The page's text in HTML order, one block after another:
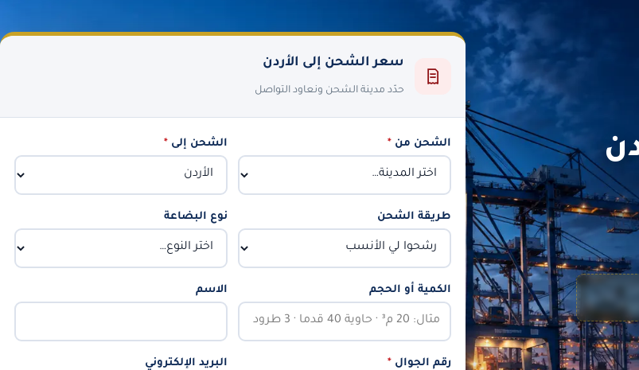
سعر الشحن إلى الأردن
حدّد مدينة الشحن ونعاود التواصل
الشحن من * الشحن إلى *
طريقة الشحن نوع البضاعة
الكمية أو الحجم الاسم
رقم الجوال * البريد الإلكتروني